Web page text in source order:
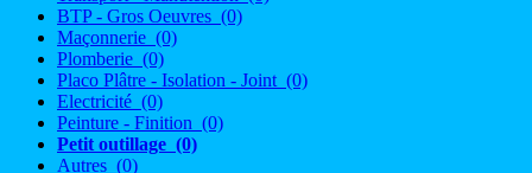
BTP - Gros Oeuvres (0)
Maçonnerie (0)
Plomberie (0)
Placo Plâtre - Isolation - Joint (0)
Electricité (0)
Peinture - Finition (0)
Petit outillage (0)
Autres (0)